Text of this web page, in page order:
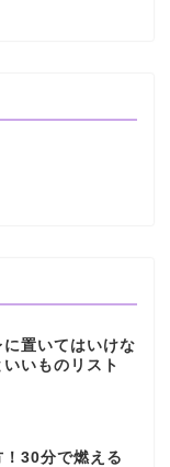
置いてはいけな
いものリスト
30分で燃える